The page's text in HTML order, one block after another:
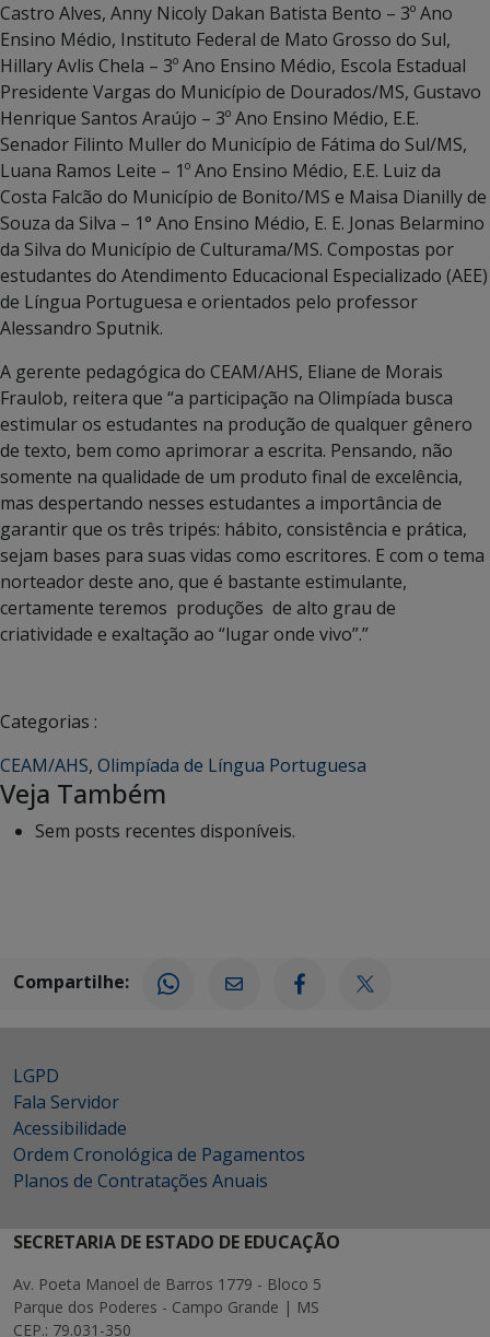
Castro Alves, Anny Nicoly Dakan Batista Bento – 3º Ano
Ensino Médio, Instituto Federal de Mato Grosso do Sul,
Hillary Avlis Chela – 3º Ano Ensino Médio, Escola Estadual
Presidente Vargas do Município de Dourados/MS, Gustavo
Henrique Santos Araújo – 3º Ano Ensino Médio, E.E.
Senador Filinto Muller do Município de Fátima do Sul/MS,
Luana Ramos Leite – 1º Ano Ensino Médio, E.E. Luiz da
Costa Falcão do Município de Bonito/MS e Maisa Dianilly de
Souza da Silva – 1° Ano Ensino Médio, E. E. Jonas Belarmino
da Silva do Município de Culturama/MS. Compostas por
estudantes do Atendimento Educacional Especializado (AEE)
de Língua Portuguesa e orientados pelo professor
Alessandro Sputnik.
A gerente pedagógica do CEAM/AHS, Eliane de Morais
Fraulob, reitera que “a participação na Olimpíada busca
estimular os estudantes na produção de qualquer gênero
de texto, bem como aprimorar a escrita. Pensando, não
somente na qualidade de um produto final de excelência,
mas despertando nesses estudantes a importância de
garantir que os três tripés: hábito, consistência e prática,
sejam bases para suas vidas como escritores. E com o tema
norteador deste ano, que é bastante estimulante,
certamente teremos produções de alto grau de
criatividade e exaltação ao “lugar onde vivo”.”
Categorias :
CEAM/AHS, Olimpíada de Língua Portuguesa
Veja Também
Sem posts recentes disponíveis.
Compartilhe:
LGPD
Fala Servidor
Acessibilidade
Ordem Cronológica de Pagamentos
Planos de Contratações Anuais
SECRETARIA DE ESTADO DE EDUCAÇÃO
Av. Poeta Manoel de Barros 1779 - Bloco 5
Parque dos Poderes - Campo Grande | MS
CEP.: 79.031-350